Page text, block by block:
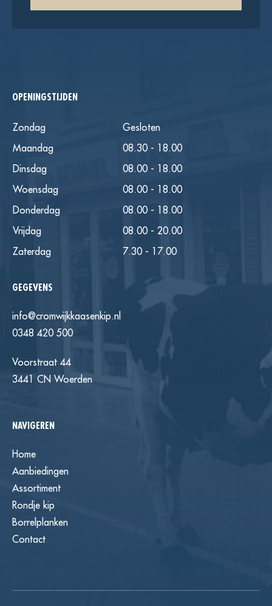
OPENINGSTIJDEN
Zondag
Gesloten
Maandag
08.30 - 18.00
Dinsdag
08.00 - 18.00
Woensdag
08.00 - 18.00
Donderdag
08.00 - 18.00
Vrijdag
08.00 - 20.00
Zaterdag
7.30 - 17.00
GEGEVENS
info@cromwijkkaasenkip.nl
0348 420 500
Voorstraat 44
3441 CN Woerden
NAVIGEREN
Home
Aanbiedingen
Assortiment
Rondje kip
Borrelplanken
Contact